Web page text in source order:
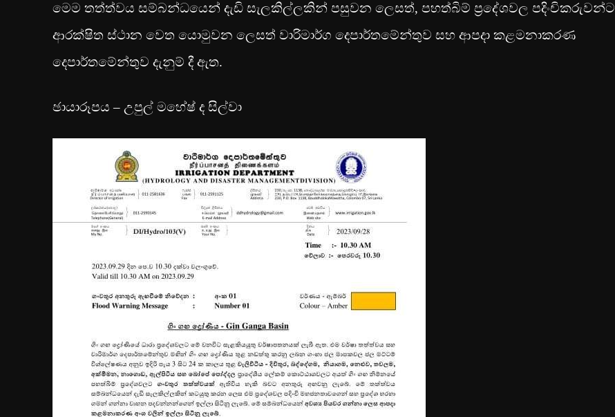
මෙම තත්ත්වය සම්බන්ධයෙන් දැඩි සැලකිල්ලකින් පසුවන ලෙසත්, පහත්බිම් ප්‍රදේශවල පදිංචිකරුවන්ට
ආරක්ෂිත ස්ථාන වෙත යොමුවන ලෙසත් වාරිමාර්ග දෙපාර්තමේන්තුව සහ ආපදා කළමනාකරණ
දෙපාර්තමේන්තුව දැනුම් දී ඇත.
ඡායාරූපය – උපුල් මහේෂ් ද සිල්වා